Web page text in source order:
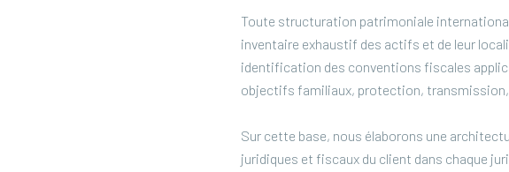
Toute structuration patrimoniale
inventaire exhaustif des actifs et de leur
identification des conventions fiscales
objectifs familiaux, protection,
Sur cette base, nous élaborons une
juridiques et fiscaux du client dans chaque